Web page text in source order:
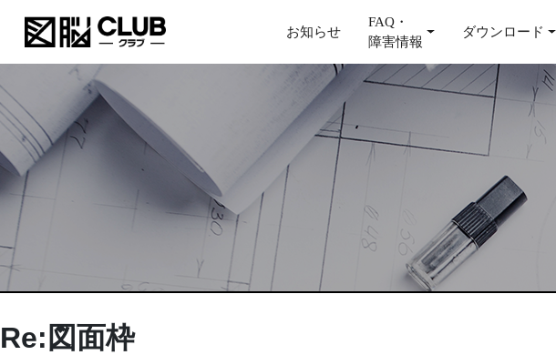
お知らせ
FAQ・
障害情報
ダウンロード
Re:図面枠